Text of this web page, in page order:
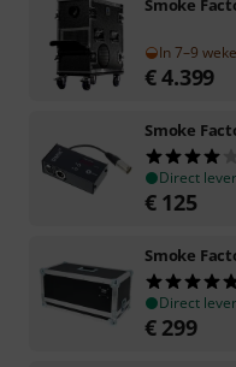
In 7–9
€4.399
Smoke
Direct
€ 125
Smoke
Direct
€ 299